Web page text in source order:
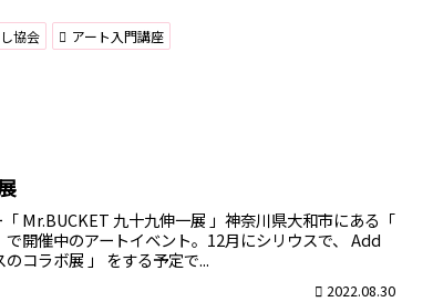
協会 アート入門講座
Mr.BUCKET 九十九伸一展 」神奈川県大和市にある「
開催中のアートイベント。12月にシリウスで、 Add
コラボ展 」 をする予定で...
2022.08.30